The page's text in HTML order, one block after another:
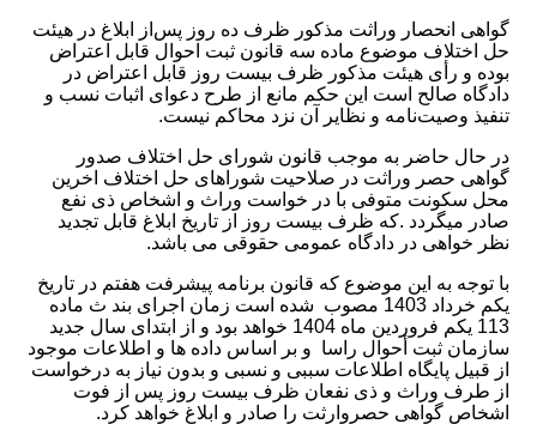
گواهی انحصار وراثت مذکور ظرف ده روز پس‌از ابلاغ در هیئت
حل اختلاف موضوع ماده سه قانون ثبت احوال قابل اعتراض
بوده و رأی هیئت مذکور ظرف بیست روز قابل اعتراض در
دادگاه صالح است این حکم مانع از طرح دعوای اثبات نسب و
تنفیذ وصیت‌نامه و نظایر آن نزد محاکم نیست.
در حال حاضر به موجب قانون شورای حل اختلاف صدور
گواهی حصر وراثت در صلاحیت شوراهای حل اختلاف اخرین
محل سکونت متوفی با در خواست وراث و اشخاص ذی نفع
صادر میگردد .که ظرف بیست روز از تاریخ ابلاغ قابل تجدید
نظر خواهی در دادگاه عمومی حقوقی می باشد.
با توجه به این موضوع که قانون برنامه پیشرفت هفتم در تاریخ
یکم خرداد 1403 مصوب شده است زمان اجرای بند ث ماده
113 یکم فروردین ماه 1404 خواهد بود و از ابتدای سال جدید
سازمان ثبت أحوال راسا و بر اساس داده ها و اطلاعات موجود
از قبیل پایگاه اطلاعات سببی و نسبی و بدون نیاز به درخواست
از طرف وراث و ذی نفعان ظرف بیست روز پس از فوت
اشخاص گواهی حصروارثت را صادر و ابلاغ خواهد کرد.